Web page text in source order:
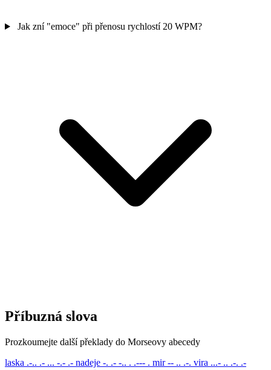
Jak zní "emoce" při přenosu rychlostí 20 WPM?
Příbuzná slova
Prozkoumejte další překlady do Morseovy abecedy
laska .-.. .- ... -.- .- nadeje -. .- -.. . .--- . mir -- .. .-. vira ...- .. .-. .-